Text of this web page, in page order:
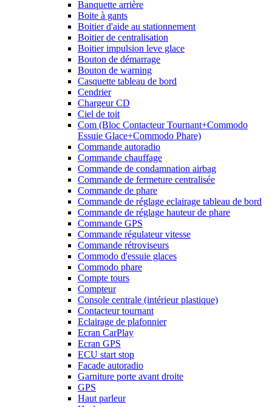
Banquette arrière
Boite à gants
Boitier d'aide au stationnement
Boitier de centralisation
Boitier impulsion leve glace
Bouton de démarrage
Bouton de warning
Casquette tableau de bord
Cendrier
Chargeur CD
Ciel de toit
Com (Bloc Contacteur Tournant+Commodo
Essuie Glace+Commodo Phare)
Commande autoradio
Commande chauffage
Commande de condamnation airbag
Commande de fermeture centralisée
Commande de phare
Commande de réglage eclairage tableau de bord
Commande de réglage hauteur de phare
Commande GPS
Commande régulateur vitesse
Commande rétroviseurs
Commodo d'essuie glaces
Commodo phare
Compte tours
Compteur
Console centrale (intérieur plastique)
Contacteur tournant
Eclairage de plafonnier
Ecran CarPlay
Ecran GPS
ECU start stop
Facade autoradio
Garniture porte avant droite
GPS
Haut parleur